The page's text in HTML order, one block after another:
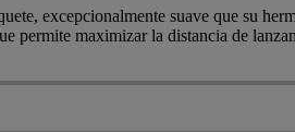
excepcionalmente suave que su
permite maximizar la distancia de